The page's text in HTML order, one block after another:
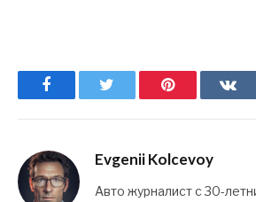
Facebook Pinterest
Evgenii Kolcevoy
Авто журналист с 30-